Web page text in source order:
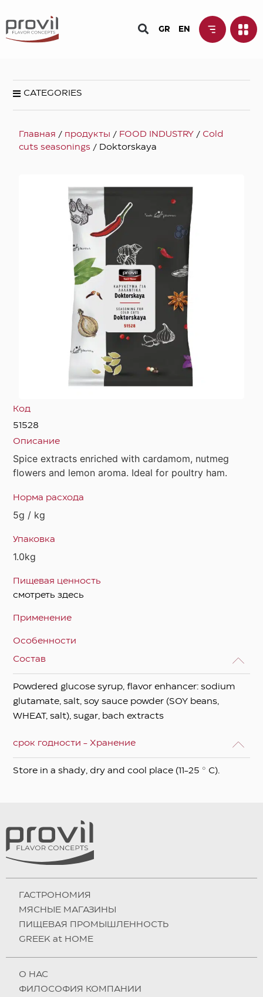
GR EN
CATEGORIES
Главная / продукты / FOOD INDUSTRY / Cold
cuts seasonings / Doktorskaya
Код
51528
Описание
Spice extracts enriched with cardamom, nutmeg
flowers and lemon aroma. Ideal for poultry ham.
Норма расхода
5g / kg
Упаковка
1.0kg
Пищевая ценность
смотреть здесь
Применение
Особенности
Состав
Powdered glucose syrup, flavor enhancer: sodium
glutamate, salt, soy sauce powder (SOY beans,
WHEAT, salt), sugar, bach extracts
срок годности - Хранение
Store in a shady, dry and cool place (11-25 ° C).
ГАСТРОНОМИЯ
МЯСНЫЕ МАГАЗИНЫ
ПИЩЕВАЯ ПРОМЫШЛЕННОСТЬ
GREEK at HOME
О НAC
ФИЛОСОФИЯ КОМПАНИИ